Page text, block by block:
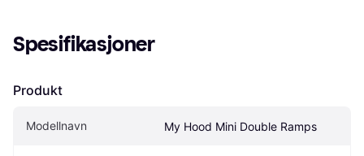
Spesifikasjoner
Produkt
Modellnavn My Hood Mini Double Ramps